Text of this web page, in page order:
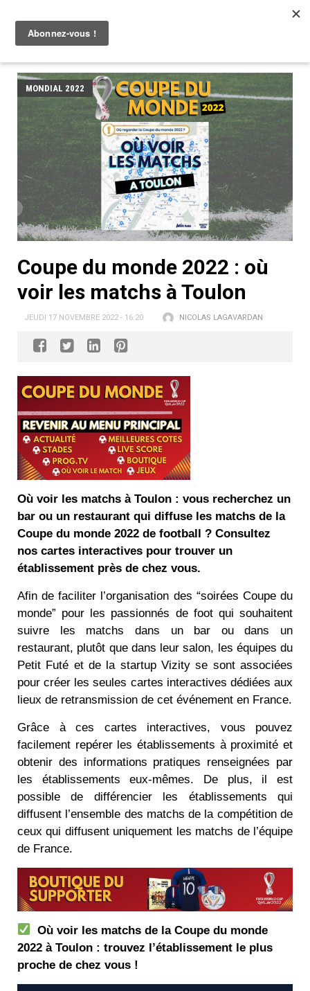
MONDIAL 2022
Coupe du monde 2022 : où
voir les matchs à Toulon
JEUDI 17 NOVEMBRE 2022 - 16:20 NICOLAS LAGAVARDAN
Où voir les matchs à Toulon : vous recherchez un
bar ou un restaurant qui diffuse les matchs de la
Coupe du monde 2022 de football ? Consultez
nos cartes interactives pour trouver un
établissement près de chez vous.
Afin de faciliter l’organisation des “soirées Coupe du
monde” pour les passionnés de foot qui souhaitent
suivre les matchs dans un bar ou dans un
restaurant, plutôt que dans leur salon, les équipes du
Petit Futé et de la startup Vizity se sont associées
pour créer les seules cartes interactives dédiées aux
lieux de retransmission de cet événement en France.
Grâce à ces cartes interactives, vous pouvez
facilement repérer les établissements à proximité et
obtenir des informations pratiques renseignées par
les établissements eux-mêmes. De plus, il est
possible de différencier les établissements qui
diffusent l’ensemble des matchs de la compétition de
ceux qui diffusent uniquement les matchs de l’équipe
de France.
Où voir les matchs de la Coupe du monde
2022 à Toulon : trouvez l’établissement le plus
proche de chez vous !